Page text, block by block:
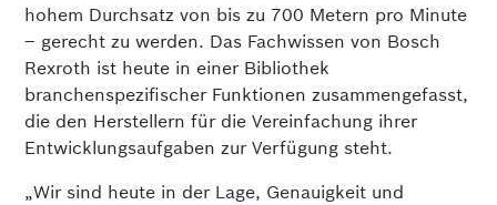
hohem Durchsatz von bis zu 700 Metern pro Minute
– gerecht zu werden. Das Fachwissen von Bosch
Rexroth ist heute in einer Bibliothek
branchenspezifischer Funktionen zusammengefasst,
die den Herstellern für die Vereinfachung ihrer
Entwicklungsaufgaben zur Verfügung steht.
„Wir sind heute in der Lage, Genauigkeit und